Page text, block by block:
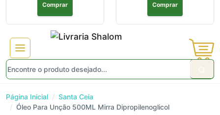
Comprar Comprar
Página Inicial
Santa Ceia
Óleo Para Unção 500ML Mirra Dipropilenoglicol